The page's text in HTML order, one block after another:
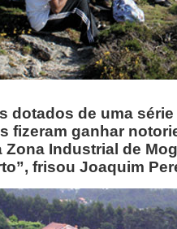
dotados de uma
fizeram ganhar
Zona Industrial de
frisou Joaquim